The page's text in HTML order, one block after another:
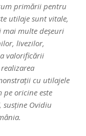
primării pentru
utilaje sunt vitale,
multe deșeuri
livezilor,
valorificării
cu utilajele
oricine este
susține Ovidiu